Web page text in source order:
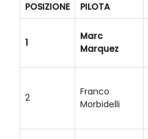
POSIZIONE PILOTA
1
Marc
Marquez
2
Franco
Morbidelli